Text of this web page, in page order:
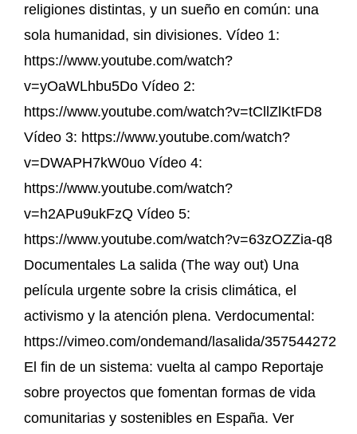
religiones distintas, y un sueño en común: una
sola humanidad, sin divisiones. Vídeo 1:
https://www.youtube.com/watch?
v=yOaWLhbu5Do Vídeo 2:
https://www.youtube.com/watch?v=tCllZlKtFD8
Vídeo 3: https://www.youtube.com/watch?
v=DWAPH7kW0uo Vídeo 4:
https://www.youtube.com/watch?
v=h2APu9ukFzQ Vídeo 5:
https://www.youtube.com/watch?v=63zOZZia-q8
Documentales La salida (The way out) Una
película urgente sobre la crisis climática, el
activismo y la atención plena. Verdocumental:
https://vimeo.com/ondemand/lasalida/357544272
El fin de un sistema: vuelta al campo Reportaje
sobre proyectos que fomentan formas de vida
comunitarias y sostenibles en España. Ver